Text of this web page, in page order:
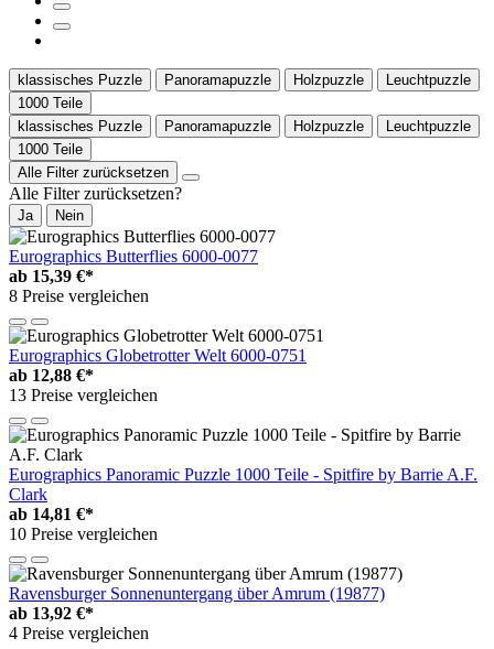
klassisches Puzzle Panoramapuzzle Holzpuzzle
Leuchtpuzzle
1000 Teile
klassisches Puzzle
Panoramapuzzle Holzpuzzle
Leuchtpuzzle
1000 Teile
Alle Filter zurücksetzen
Alle Filter zurücksetzen?
Ja Nein
Eurographics Butterflies 6000-0077
ab 15,39 €*
8 Preise vergleichen
Eurographics Globetrotter Welt 6000-0751
ab 12,88 €*
13 Preise vergleichen
Eurographics Panoramic Puzzle 1000 Teile - Spitfire by Barrie A.F.
Clark
ab 14,81 €*
10 Preise vergleichen
Ravensburger Sonnenuntergang über Amrum (19877)
ab 13,92 €*
4 Preise vergleichen